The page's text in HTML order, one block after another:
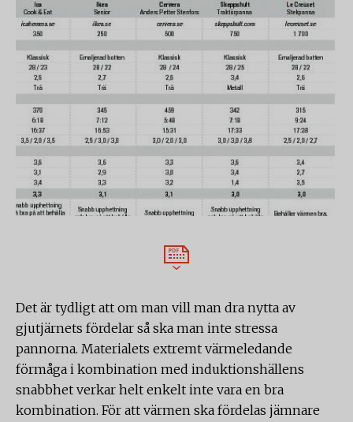
Det är tydligt att om man vill man dra nytta av
gjutjärnets fördelar så ska man inte stressa
pannorna. Materialets extremt värmeledande
förmåga i kombination med induktionshällens
snabbhet verkar helt enkelt inte vara en bra
kombination. För att värmen ska fördelas jämnare